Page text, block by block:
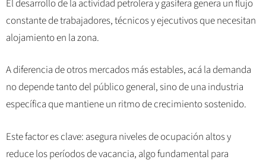
El desarrollo de la actividad petrolera y gasífera genera un flujo
constante de trabajadores, técnicos y ejecutivos que necesitan
alojamiento en la zona.
A diferencia de otros mercados más estables, acá la demanda
no depende tanto del público general, sino de una industria
específica que mantiene un ritmo de crecimiento sostenido.
Este factor es clave: asegura niveles de ocupación altos y
reduce los períodos de vacancia, algo fundamental para